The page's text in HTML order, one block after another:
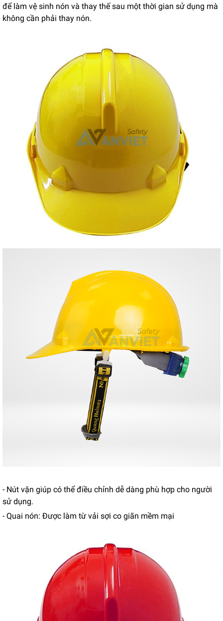
để làm vệ sinh nón và thay thế sau một thời gian sử dụng mà
không cần phải thay nón.
- Nút vặn giúp có thể điều chỉnh dễ dàng phù hợp cho người
sử dụng.
- Quai nón: Được làm từ vải sợi co giãn mềm mại